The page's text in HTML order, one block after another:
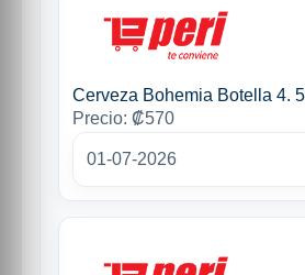
Cerveza Bohemia Botella 4.
Precio: ₡570
01-07-2026